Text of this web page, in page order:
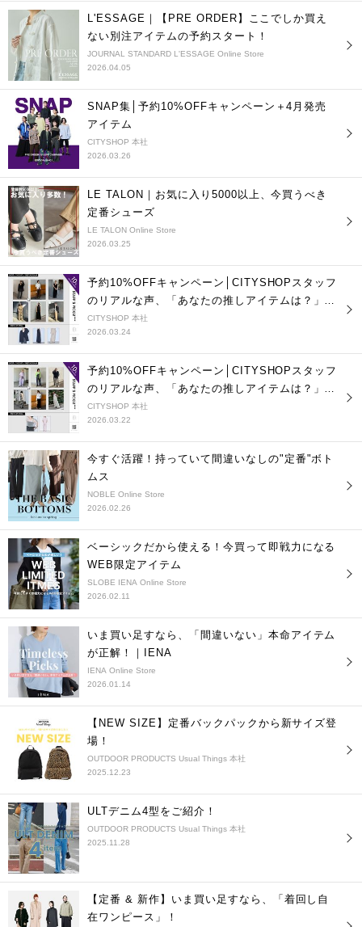
L'ESSAGE｜【PRE ORDER】ここでしか買え
ない別注アイテムの予約スタート！
JOURNAL STANDARD L'ESSAGE Online Store
2026.04.05
SNAP集│予約10%OFFキャンペーン＋4月発売
アイテム
CITYSHOP 本社
2026.03.26
LE TALON｜お気に入り5000以上、今買うべき
定番シューズ
LE TALON Online Store
2026.03.25
予約10%OFFキャンペーン│CITYSHOPスタッフ
のリアルな声、「あなたの推しアイテムは？」
vol.２
CITYSHOP 本社
2026.03.24
予約10%OFFキャンペーン│CITYSHOPスタッフ
のリアルな声、「あなたの推しアイテムは？」
vol.1
CITYSHOP 本社
2026.03.22
今すぐ活躍！持っていて間違いなしの"定番"ボト
ムス
NOBLE Online Store
2026.02.26
ベーシックだから使える！今買って即戦力になる
WEB限定アイテム
SLOBE IENA Online Store
2026.02.11
いま買い足すなら、「間違いない」本命アイテム
が正解！｜IENA
IENA Online Store
2026.01.14
【NEW SIZE】定番バックパックから新サイズ登
場！
OUTDOOR PRODUCTS Usual Things 本社
2025.12.23
ULTデニム4型をご紹介！
OUTDOOR PRODUCTS Usual Things 本社
2025.11.28
【定番 & 新作】いま買い足すなら、「着回し自
在ワンピース」！